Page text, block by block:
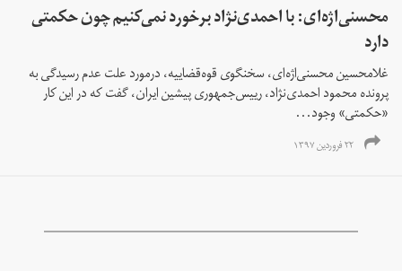
محسنی‌اژه‌ای: با احمدی‌نژاد برخورد نمی‌کنیم چون حکمتی
دارد
غلامحسین محسنی‌اژه‌ای، سخنگوی قوه‌قضاییه، درمورد علت عدم رسیدگی به
پرونده محمود احمدی‌نژاد، رییس‌جمهوری پیشین ایران، گفت که در این کار
«حکمتی» وجود...
۲۲ فروردین ۱۳۹۷